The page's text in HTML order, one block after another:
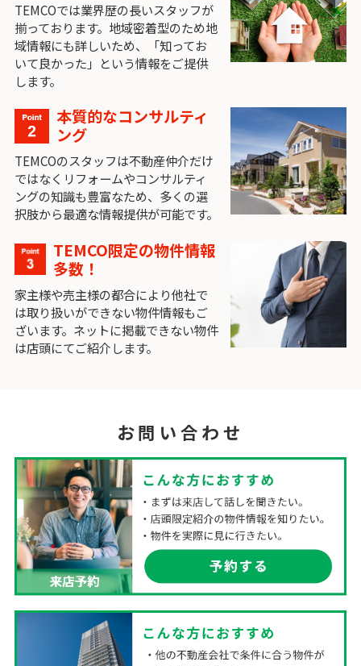
TEMCOでは業界歴の長いスタッフが
揃っております。地域密着型のため地
域情報にも詳しいため、「知ってお
いて良かった」という情報をご提供
します。
本質的なコンサルティ
ング
TEMCOのスタッフは不動産仲介だけ
ではなくリフォームやコンサルティ
ングの知識も豊富なため、多くの選
択肢から最適な情報提供が可能です。
TEMCO限定の物件情報
多数！
家主様や売主様の都合により他社で
は取り扱いができない物件情報もご
ざいます。ネットに掲載できない物件
は店頭にてご紹介します。
お問い合わせ